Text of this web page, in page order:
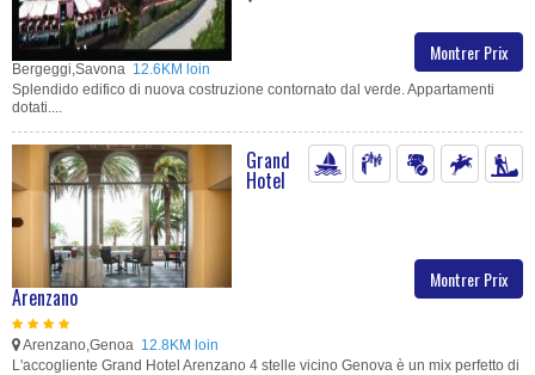
Montrer Prix
Bergeggi,Savona 12.6KM loin
Splendido edifico di nuova costruzione contornato dal verde. Appartamenti
dotati....
Montrer Prix
Grand
Hotel
Arenzano
Arenzano,Genoa 12.8KM loin
L'accogliente Grand Hotel Arenzano 4 stelle vicino Genova è un mix perfetto di